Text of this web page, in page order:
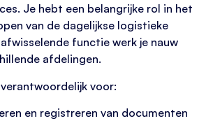
Je hebt een belangrijke rol in het
van de dagelijkse logistieke
functie werk je nauw
afdelingen.
voor:
en registreren van documenten